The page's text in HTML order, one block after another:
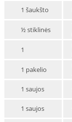
1 šaukšto
½ stiklinės
1
1 pakelio
1 saujos
1 saujos